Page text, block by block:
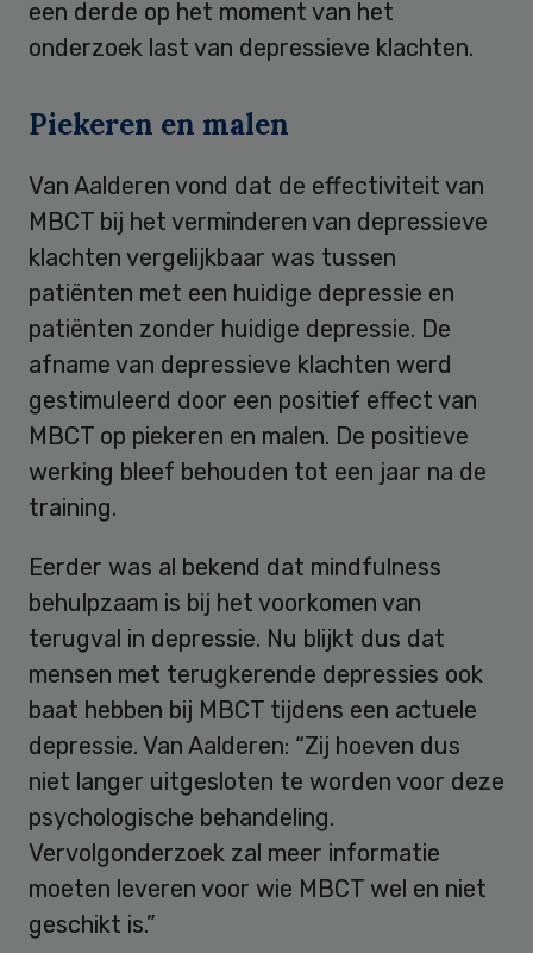
een derde op het moment van het
onderzoek last van depressieve klachten.
Piekeren en malen
Van Aalderen vond dat de effectiviteit van
MBCT bij het verminderen van depressieve
klachten vergelijkbaar was tussen
patiënten met een huidige depressie en
patiënten zonder huidige depressie. De
afname van depressieve klachten werd
gestimuleerd door een positief effect van
MBCT op piekeren en malen. De positieve
werking bleef behouden tot een jaar na de
training.
Eerder was al bekend dat mindfulness
behulpzaam is bij het voorkomen van
terugval in depressie. Nu blijkt dus dat
mensen met terugkerende depressies ook
baat hebben bij MBCT tijdens een actuele
depressie. Van Aalderen: “Zij hoeven dus
niet langer uitgesloten te worden voor deze
psychologische behandeling.
Vervolgonderzoek zal meer informatie
moeten leveren voor wie MBCT wel en niet
geschikt is.”